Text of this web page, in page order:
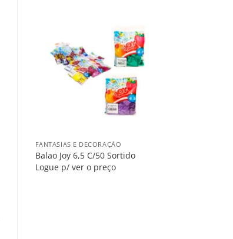
Salvar
na
Lista
FANTASIAS E DECORAÇÃO
Balao Joy 6,5 C/50 Sortido
Logue p/ ver o preço